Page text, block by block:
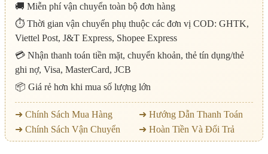
🚚 Miễn phí vận chuyển toàn bộ đơn hàng
⏱️ Thời gian vận chuyển phụ thuộc các đơn vị COD: GHTK,
Viettel Post, J&T Express, Shopee Express
💳 Nhận thanh toán tiền mặt, chuyển khoản, thẻ tín dụng/thẻ
ghi nợ, Visa, MasterCard, JCB
📦 Giá rẻ hơn khi mua số lượng lớn
➜ Chính Sách Mua Hàng
➜ Hướng Dẫn Thanh Toán
➜ Chính Sách Vận Chuyển
➜ Hoàn Tiền Và Đổi Trả